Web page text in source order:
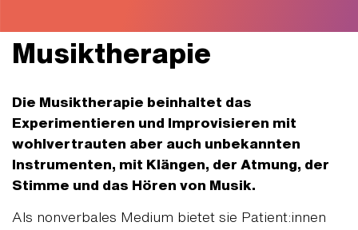
Musiktherapie
Die Musiktherapie beinhaltet das
Experimentieren und Improvisieren mit
wohlvertrauten aber auch unbekannten
Instrumenten, mit Klängen, der Atmung, der
Stimme und das Hören von Musik.
Als nonverbales Medium bietet sie Patient:innen